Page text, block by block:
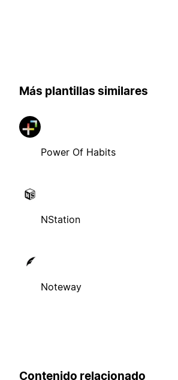
Más plantillas similares
Power Of Habits
NStation
Noteway
Contenido relacionado